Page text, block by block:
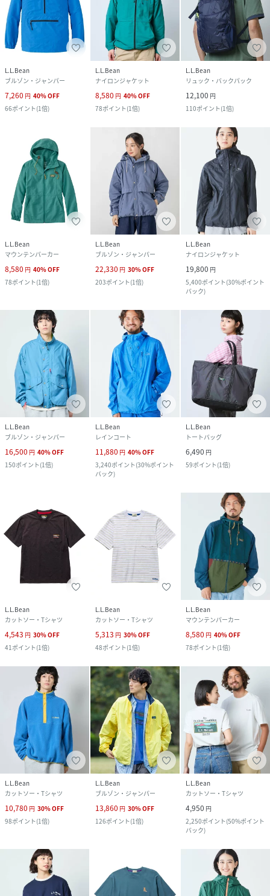
L.L.Bean
ブルゾン・ジャンパー
7,260 円 40%OFF
66ポイント(1倍)
L.L.Bean
ナイロンジャケット
8,580 円 40%OFF
78ポイント(1倍)
L.L.Bean
リュック・バックパック
12,100 円
110ポイント(1倍)
L.L.Bean
マウンテンパーカー
8,580 円 40%OFF
78ポイント(1倍)
L.L.Bean
ブルゾン・ジャンパー
22,330 円 30%OFF
203ポイント(1倍)
L.L.Bean
ナイロンジャケット
19,800 円
5,400ポイント(30%ポイント
バック)
L.L.Bean
ブルゾン・ジャンパー
16,500 円 40%OFF
150ポイント(1倍)
L.L.Bean
レインコート
11,880 円 40%OFF
3,240ポイント(30%ポイント
バック)
L.L.Bean
トートバッグ
6,490 円
59ポイント(1倍)
L.L.Bean
カットソー・Tシャツ
4,543 円 30%OFF
41 ポイント(1倍)
L.L.Bean
カットソー・Tシャツ
5,313 円 30%OFF
48ポイント(1倍)
L.L.Bean
マウンテンパーカー
8,580 円 40%OFF
78ポイント(1倍)
L.L.Bean
カットソー・Tシャツ
10,780 円 30%OFF
98ポイント(1倍)
L.L.Bean
ブルゾン・ジャンパー
13,860 円 30%OFF
126ポイント(1倍)
L.L.Bean
カットソー・Tシャツ
4,950 円
2,250ポイント(50%ポイント
バック)